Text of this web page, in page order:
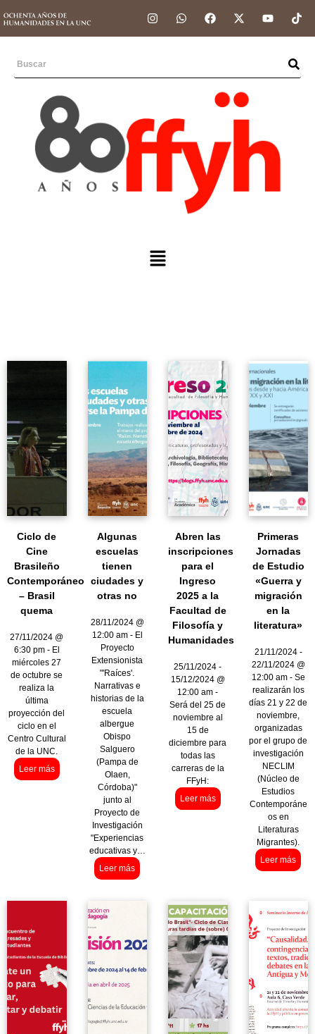
Ciclo de
Cine
Brasileño
Contemporáneo
– Brasil
quema
27/11/2024 @
6:30 pm - El
miércoles 27
de octubre se
realiza la
última
proyección del
ciclo en el
Centro Cultural
de la UNC.
Leer más
Algunas
escuelas
tienen
ciudades y
otras no
28/11/2024 @
12:00 am - El
Proyecto
Extensionista
"'Raíces'.
Narrativas e
historias de la
escuela
albergue
Obispo
Salguero
(Pampa de
Olaen,
Córdoba)"
junto al
Proyecto de
Investigación
"Experiencias
educativas y…
Leer más
Abren las
inscripciones
para el
Ingreso
2025 a la
Facultad de
Filosofía y
Humanidades
25/11/2024 -
15/12/2024 @
12:00 am -
Será del 25 de
noviembre al
15 de
diciembre para
todas las
carreras de la
FFyH:
Leer más
Primeras
Jornadas
de Estudio
«Guerra y
migración
en la
literatura»
21/11/2024 -
22/11/2024 @
12:00 am - Se
realizarán los
días 21 y 22 de
noviembre,
organizadas
por el grupo de
investigación
NECLIM
(Núcleo de
Estudios
Contemporáne
os en
Literaturas
Migrantes).
Leer más